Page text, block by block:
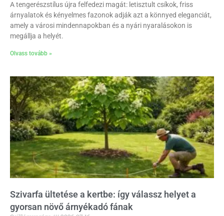
A tengerészstílus újra felfedezi magát: letisztult csíkok, friss
árnyalatok és kényelmes fazonok adják azt a könnyed eleganciát,
amely a városi mindennapokban és a nyári nyaralásokon is
megállja a helyét.
Olvass tovább »
Szivarfa ültetése a kertbe: így válassz helyet a
gyorsan növő árnyékadó fának